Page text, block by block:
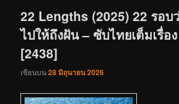
22 Lengths (2025) 22 รอบ
ไปให้ถึงฝัน – ซับไทยเต็มเรื่อง
[2438]
เขียนบน28 มิถุนายน 2026